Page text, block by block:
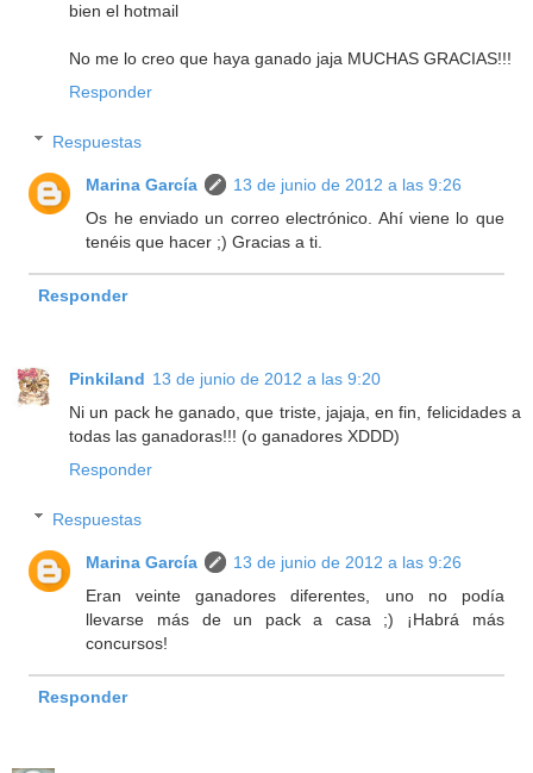
bien el hotmail
No me lo creo que haya ganado jaja MUCHAS GRACIAS!!!
Responder
Respuestas
Marina García
13 de junio de 2012 a las 9:26
Os he enviado un correo electrónico. Ahí viene lo que
tenéis que hacer ;) Gracias a ti.
Responder
Pinkiland 13 de junio de 2012 a las 9:20
Ni un pack he ganado, que triste, jajaja, en fin, felicidades a
todas las ganadoras!!! (o ganadores XDDD)
Responder
Respuestas
Marina García
13 de junio de 2012 a las 9:26
Eran veinte ganadores diferentes, uno no podía
llevarse más de un pack a casa ;) ¡Habrá más
concursos!
Responder